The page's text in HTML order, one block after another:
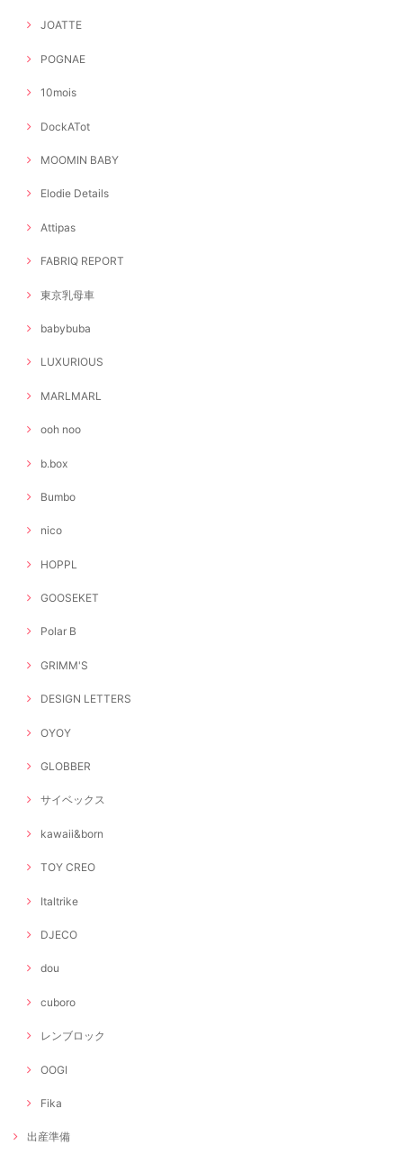
JOATTE
POGNAE
10mois
DockATot
MOOMIN BABY
Elodie Details
Attipas
FABRIQ REPORT
東京乳母車
babybuba
LUXURIOUS
MARLMARL
ooh noo
b.box
Bumbo
nico
HOPPL
GOOSEKET
Polar B
GRIMM'S
DESIGN LETTERS
OYOY
GLOBBER
サイベックス
kawaii&born
TOY CREO
Italtrike
DJECO
dou
cuboro
レンブロック
OOGI
Fika
出産準備